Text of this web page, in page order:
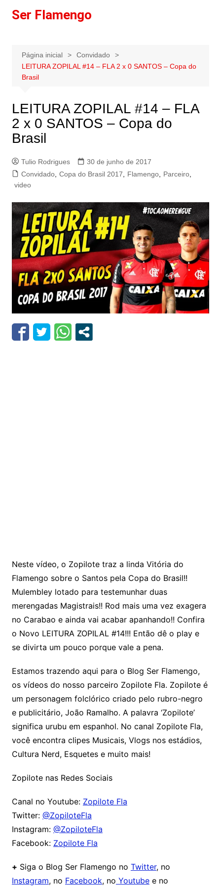
paraSer Flamengo
Página inicial
Convidado
LEITURA ZOPILAL #14 – FLA 2 x 0 SANTOS – Copa do
Brasil
LEITURA ZOPILAL #14 – FLA
2 x 0 SANTOS – Copa do
Brasil
Tulio Rodrigues
30 de junho de 2017
Convidado, Copa do Brasil 2017 Flamengo, Parceiro,
video
Neste vídeo, o Zopilote traz a linda Vitória do
Flamengo sobre o Santos pela Copa do Brasil!!
Mulembley lotado para testemunhar duas
merengadas Magistrais!! Rod mais uma vez exagera
no Carabao e ainda vai acabar apanhando!! Confira
o Novo LEITURA ZOPILAL #14!!! Então dê o play e
se divirta um pouco porque vale a pena.
Estamos trazendo aqui para o Blog Ser Flamengo,
os vídeos do nosso parceiro Zopilote Fla. Zopilote é
um personagem folclórico criado pelo rubro-negro
e publicitário, João Ramalho. A palavra ‘Zopilote’
significa urubu em espanhol. No canal Zopilote Fla,
você encontra clipes Musicais, Vlogs nos estádios,
Cultura Nerd, Esquetes e muito mais!
Zopilote nas Redes Sociais
Canal no Youtube: Zopilote Fla
Twitter: @ZopiloteFla
Instagram: @ZopiloteFla
Facebook: Zopilote Fla
+ Siga o Blog Ser Flamengo no Twitter, no
Instagram, no Facebook, no Youtubee no